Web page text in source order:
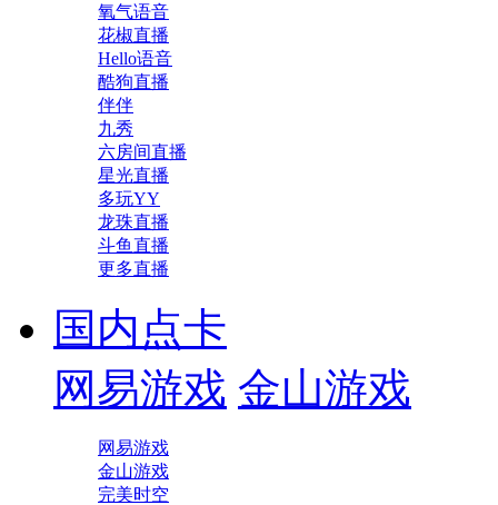
氧气语音
花椒直播
Hello语音
酷狗直播
伴伴
九秀
六房间直播
星光直播
多玩YY
龙珠直播
斗鱼直播
更多直播
国内点卡
网易游戏 金山游戏
网易游戏
金山游戏
完美时空